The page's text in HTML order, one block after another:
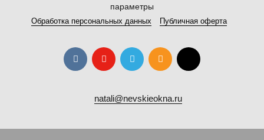
параметры
Обработка персональных данных Публичная оферта
natali@nevskieokna.ru